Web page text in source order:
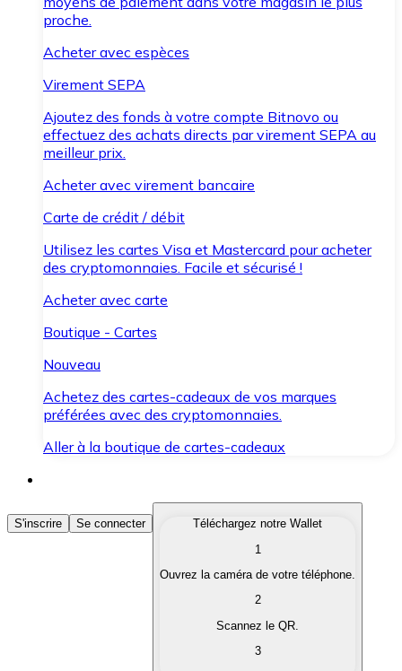
proche.
Acheter avec espèces
Virement SEPA
Ajoutez des fonds à votre compte Bitnovo ou
effectuez des achats directs par virement SEPA au
meilleur prix.
Acheter avec virement bancaire
Carte de crédit / débit
Utilisez les cartes Visa et Mastercard pour acheter
des cryptomonnaies. Facile et sécurisé !
Acheter avec carte
Boutique - Cartes
Nouveau
Achetez des cartes-cadeaux de vos marques
préférées avec des cryptomonnaies.
Aller à la boutique de cartes-cadeaux
Acheter des Cryptomonnaies
Achetez les cryptomonnaies qui vous intéressent
Convertissez vos cryptomonnaies en monnaie
S'inscrire Se connecter
Téléchargez notre Wallet
1
Ouvrez la caméra de votre téléphone.
2
Scannez le QR.
3